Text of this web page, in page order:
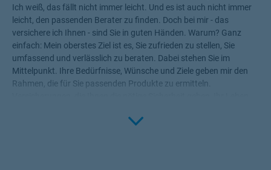
Ich weiß, das fällt nicht immer leicht. Und es ist auch nicht immer
leicht, den passenden Berater zu finden. Doch bei mir - das
versichere ich Ihnen - sind Sie in guten Händen. Warum? Ganz
einfach: Mein oberstes Ziel ist es, Sie zufrieden zu stellen, Sie
umfassend und verlässlich zu beraten. Dabei stehen Sie im
Mittelpunkt. Ihre Bedürfnisse, Wünsche und Ziele geben mir den
Rahmen, die für Sie passenden Produkte zu ermitteln.
Fachwissen, meiner Begeisterung für alle Fragen rund um das
Click to